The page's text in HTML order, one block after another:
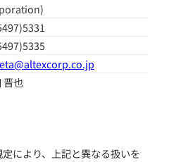
晋也
により、上記と異なる扱いを